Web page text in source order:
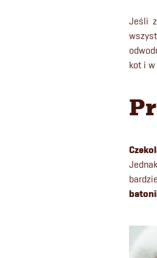
Jeśli
kot i